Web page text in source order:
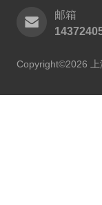
邮箱
Copyright©2026